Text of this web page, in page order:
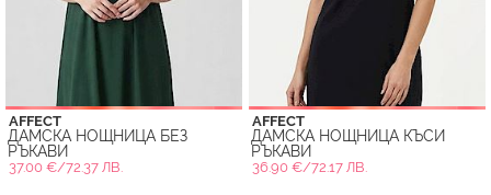
AFFECT
ДАМСКА НОЩНИЦА БЕЗ
РЪКАВИ
37.00 €/72.37 ЛВ.
AFFECT
ДАМСКА НОЩНИЦА КЪСИ
РЪКАВИ
36.90 €/72.17 ЛВ.